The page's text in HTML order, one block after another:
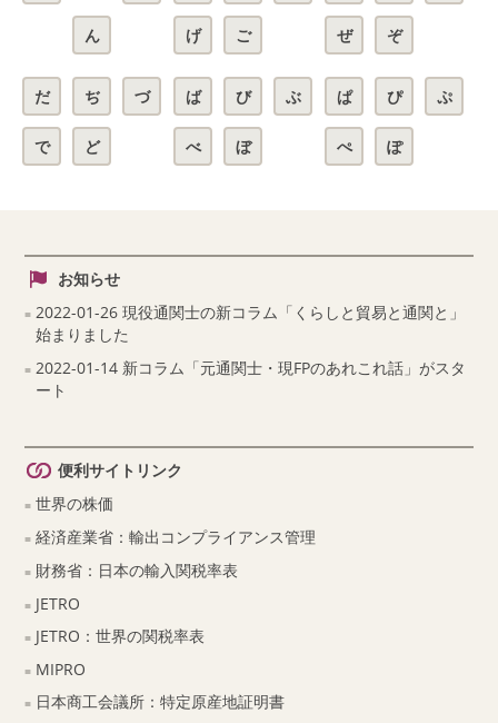
ん げ ご ぜ ぞ
だ ぢ づ
で ど
ば び ぶ
べ ぼ
ぱ ぴ ぷ
ぺ ぽ
お知らせ
2022-01-26 現役通関士の新コラム「くらしと貿易と通関と」
始まりました
2022-01-14 新コラム「元通関士・現FPのあれこれ話」がスタ
ート
便利サイトリンク
世界の株価
経済産業省：輸出コンプライアンス管理
財務省：日本の輸入関税率表
JETRO
JETRO：世界の関税率表
MIPRO
日本商工会議所：特定原産地証明書